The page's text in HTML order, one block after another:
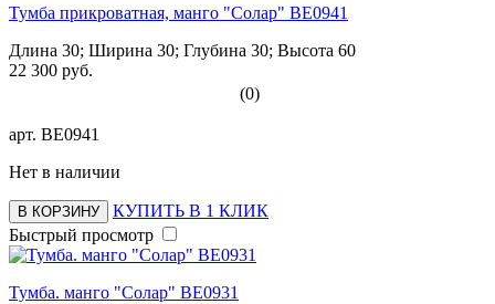
Тумба прикроватная, манго "Солар" ВЕ0941
Длина 30; Ширина 30; Глубина 30; Высота 60
22 300 руб.
(0)
арт. ВЕ0941
Нет в наличии
В КОРЗИНУ
КУПИТЬ В 1 КЛИК
Быстрый просмотр
Тумба. манго "Солар" BE0931